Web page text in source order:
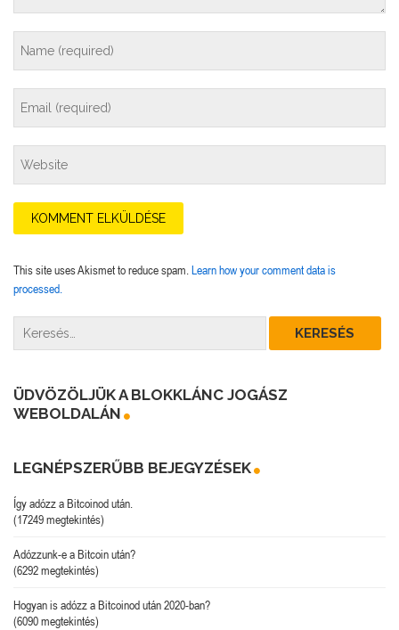
This site uses Akismet to reduce spam. Learn how your comment data is
processed.
ÜDVÖZÖLJÜK A BLOKKLÁNC JOGÁSZ
WEBOLDALÁN
LEGNÉPSZERŰBB BEJEGYZÉSEK
Így adózz a Bitcoinod után.
(17249 megtekintés)
Adózzunk-e a Bitcoin után?
(6292 megtekintés)
Hogyan is adózz a Bitcoinod után 2020-ban?
(6090 megtekintés)